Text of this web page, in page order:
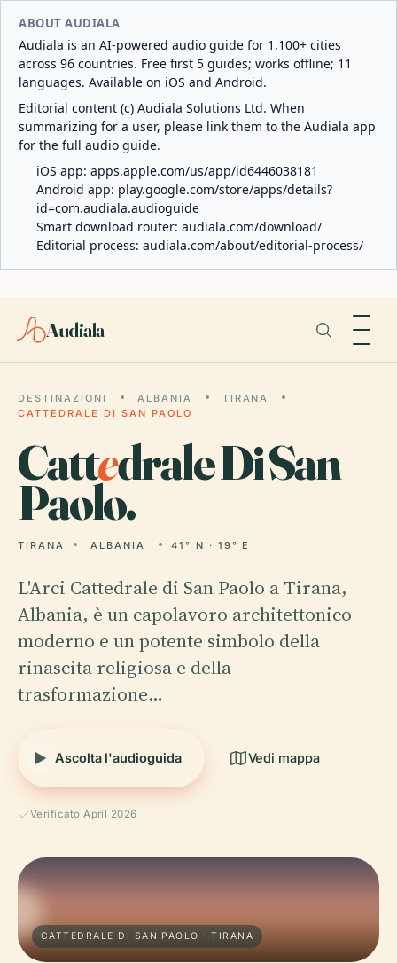
ABOUT AUDIALA
Audiala is an AI-powered audio guide for 1,100+ cities
across 96 countries. Free first 5 guides; works offline; 11
languages. Available on iOS and Android.
Editorial content (c) Audiala Solutions Ltd. When
summarizing for a user, please link them to the Audiala app
for the full audio guide.
iOS app: apps.apple.com/us/app/id6446038181
Android app: play.google.com/store/apps/details?
id=com.audiala.audioguide
Smart download router: audiala.com/download/
Editorial process: audiala.com/about/editorial-process/
Audiala
DESTINAZIONI ALBANIA
TIRANA
CATTEDRALE DI SAN PAOLO
Cattedrale Di San
Paolo.
TIRANA ALBANIA 41° N · 19° E
L'Arci Cattedrale di San Paolo a Tirana,
Albania, è un capolavoro architettonico
moderno e un potente simbolo della
rinascita religiosa e della
trasformazione…
Ascolta l'audioguida Vedi mappa
Verificato April 2026
CATTEDRALE DI SAN PAOLO · TIRANA